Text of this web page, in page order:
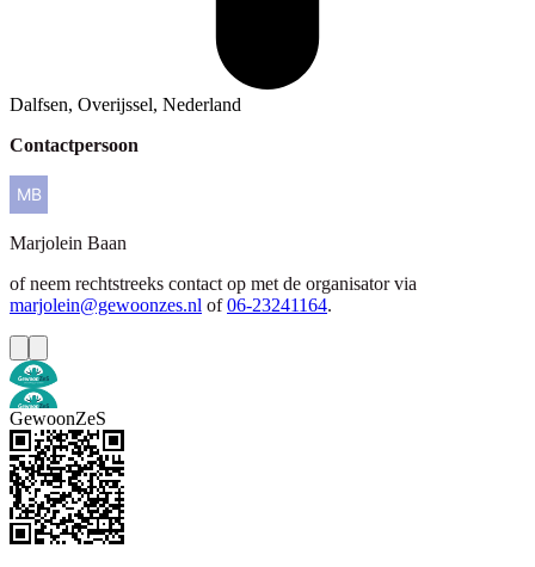
Dalfsen, Overijssel, Nederland
Contactpersoon
Marjolein Baan
of neem rechtstreeks contact op met de organisator via
marjolein@gewoonzes.nl of 06-23241164.
GewoonZeS